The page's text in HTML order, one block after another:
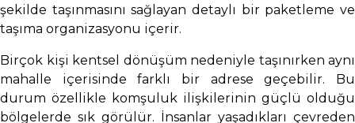
şekilde taşınmasını sağlayan detaylı bir paketleme ve
taşıma organizasyonu içerir.
Birçok kişi kentsel dönüşüm nedeniyle taşınırken aynı
mahalle içerisinde farklı bir adrese geçebilir. Bu
durum özellikle komşuluk ilişkilerinin güçlü olduğu
bölgelerde sık görülür. İnsanlar yaşadıkları çevreden